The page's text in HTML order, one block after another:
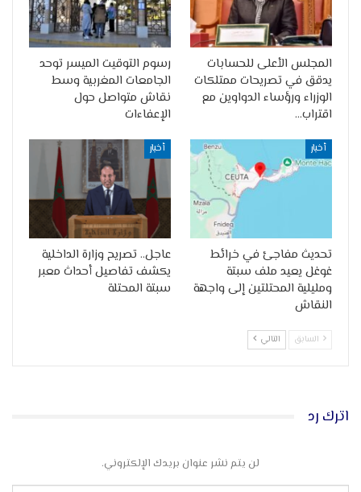
المجلس الأعلى للحسابات
يدقق في تصريحات ممتلكات
الوزراء ورؤساء الدواوين مع
اقتراب…
رسوم التوقيت الميسر توحد
الجامعات المغربية وسط
نقاش متواصل حول
الإعفاءات
أخبار
تحديث مفاجئ في خرائط
غوغل يعيد ملف سبتة
ومليلية المحتلتين إلى واجهة
النقاش
أخبار
عاجل.. تصريح وزارة الداخلية
يكشف تفاصيل أحداث معبر
سبتة المحتلة
السابق التالي
اترك رد
لن يتم نشر عنوان بريدك الإلكتروني.